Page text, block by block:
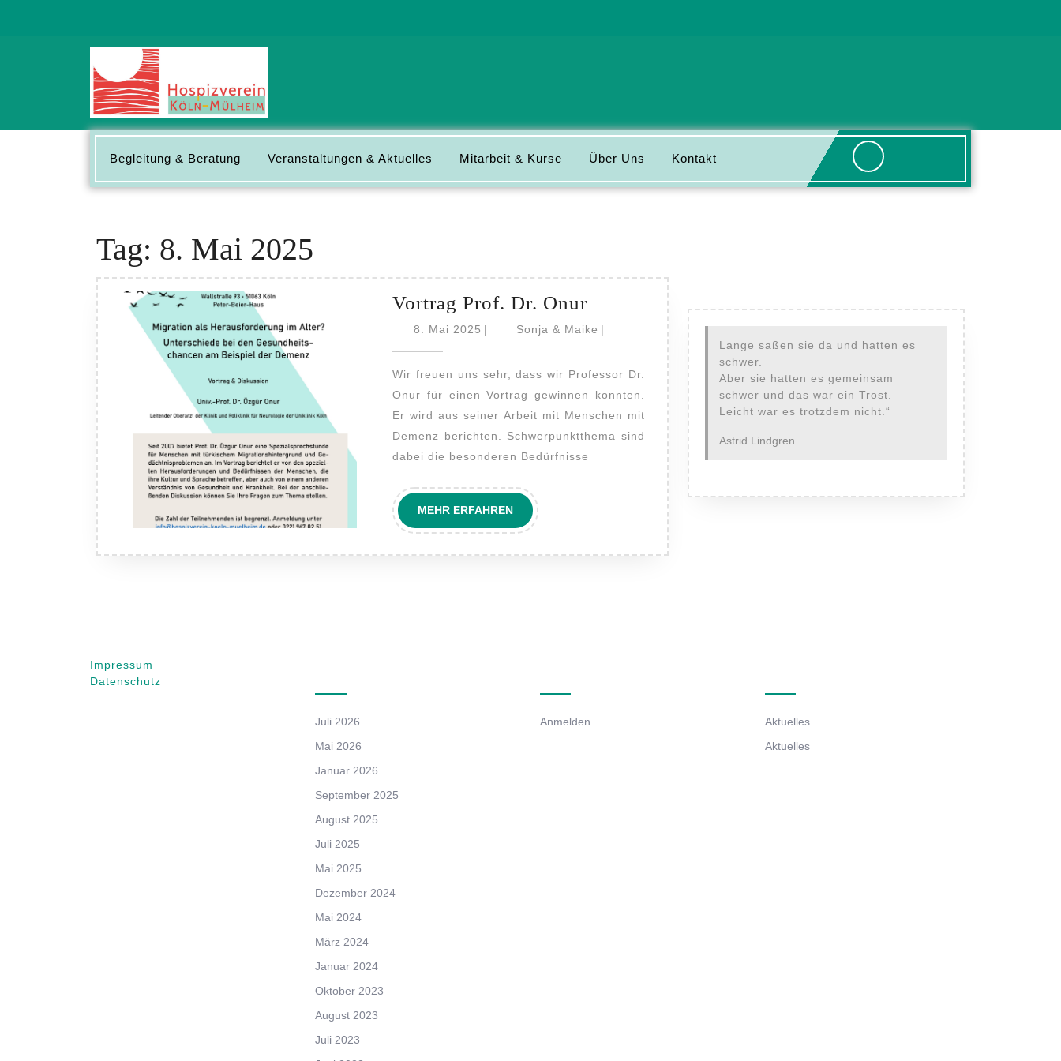
Begleitung & Beratung Veranstaltungen & Aktuelles Mitarbeit & Kurse Über Uns Kontakt
Tag: 8. Mai 2025
Vortrag Prof. Dr. OnurVortrag
Prof.
Onur
8. Mai 2025 8.| Sonja & Maike Sonja
|
Wir freuen uns sehr, dass wir Professor Dr.
Onur für einen Vortrag gewinnen konnten.
Er wird aus seiner Arbeit mit Menschen mit
Demenz berichten. Schwerpunktthema sind
dabei die besonderen Bedürfnisse
MEHR ERFAHRENMEHR
ERFAHREN
Lange saßen sie da und hatten es
schwer.
Aber sie hatten es gemeinsam
schwer und das war ein Trost.
Leicht war es trotzdem nicht.“
Astrid Lindgren
Impressum
Datenschutz
Juli 2026
Mai 2026
Januar 2026
September 2025
August 2025
Juli 2025
Mai 2025
Dezember 2024
Mai 2024
März 2024
Januar 2024
Oktober 2023
August 2023
Juli 2023
Anmelden
Aktuelles
Aktuelles